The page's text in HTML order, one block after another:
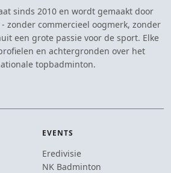
sinds 2010 en wordt gemaakt door
zonder commercieel oogmerk, zonder
een grote passie voor de sport. Elke
en achtergronden over het
topbadminton.
EVENTS
Eredivisie
NK Badminton